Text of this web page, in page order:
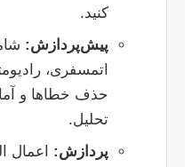
کنید.
پیش‌پردازش:
اتمسفری،
حذف خطاها و
تحلیل.
پردازش: اعمال